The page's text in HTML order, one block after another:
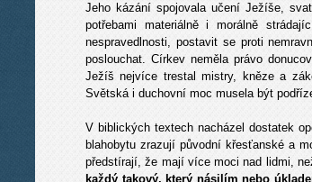
Jeho kázání spojovala učení Ježíše,
potřebami materiálně i morálně
nespravedlnosti, postavit se proti
poslouchat. Církev neměla právo
Ježíš nejvíce trestal mistry, kněze a
Světská i duchovní moc musela být
V biblických textech nacházel dostatek
blahobytu zrazují původní křesťanské a
předstírají, že mají více moci nad lidmi,
každý takový, který násilím nebo